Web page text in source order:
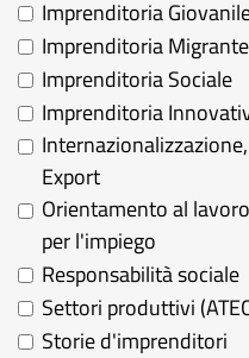
Imprenditoria
Imprenditoria Migrante
Imprenditoria Sociale
Imprenditoria
Export
Orientamento al
per l'impiego
Responsabilità sociale
Settori produttivi
Storie d'imprenditori